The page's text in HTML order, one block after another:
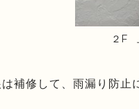
２F
は補修して、雨漏り防止